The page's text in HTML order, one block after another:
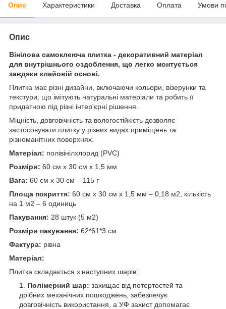
Опис Характеристики Доставка Оплата Умови
Опис
Вінілова самоклеюча плитка - декоративний матеріал
для внутрішнього оздоблення, що легко монтується
завдяки клейовій основі.
Плитка має різні дизайни, включаючи кольори, візерунки та
текстури, що імітують натуральні матеріали та робить її
придатною під різні інтер'єрні рішення.
Міцність, довговічність та вологостійкість дозволяє
застосовувати плитку у різних видах приміщень та
різноманітних поверхнях.
Матеріал: полівінілхлорид (PVC)
Розміри: 60 см х 30 см х 1,5 мм
Вага: 60 см х 30 см – 115 г
Площа покриття: 60 см х 30 см х 1,5 мм – 0,18 м2 , кількість
на 1 м2 – 6 одиниць
Пакування: 28 штук (5 м2)
Розміри пакування: 62*61*3 см
Фактура: рівна
Матеріал:
Плитка складається з наступних шарів:
Полімерний шар: захищає від потертостей та
дрібних механічних пошкоджень, забезпечує
довговічність використання, а УФ захист допомагає